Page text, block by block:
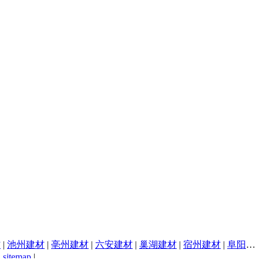
| 池州建材 | 亳州建材 | 六安建材 | 巢湖建材 | 宿州建材 | 阜阳建材
sitemap |